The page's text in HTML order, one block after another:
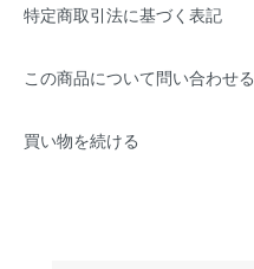
特定商取引法に基づく表記
この商品について問い合わせる
買い物を続ける